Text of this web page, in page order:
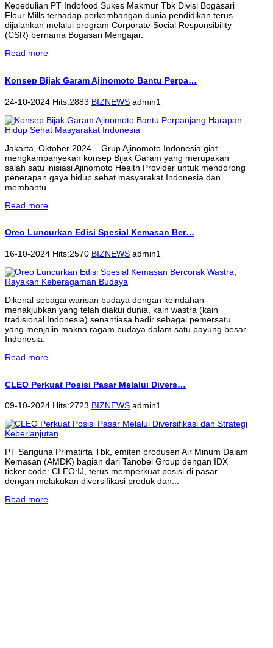
Kepedulian PT Indofood Sukes Makmur Tbk Divisi Bogasari
Flour Mills terhadap perkembangan dunia pendidikan terus
dijalankan melalui program Corporate Social Responsibility
(CSR) bernama Bogasari Mengajar.
Read more
Konsep Bijak Garam Ajinomoto Bantu Perpa…
24-10-2024 Hits:2883 BIZNEWS admin1
Jakarta, Oktober 2024 – Grup Ajinomoto Indonesia giat
mengkampanyekan konsep Bijak Garam yang merupakan
salah satu inisiasi Ajinomoto Health Provider untuk mendorong
penerapan gaya hidup sehat masyarakat Indonesia dan
membantu...
Read more
Oreo Luncurkan Edisi Spesial Kemasan Ber…
16-10-2024 Hits:2570 BIZNEWS admin1
Dikenal sebagai warisan budaya dengan keindahan
menakjubkan yang telah diakui dunia, kain wastra (kain
tradisional Indonesia) senantiasa hadir sebagai pemersatu
yang menjalin makna ragam budaya dalam satu payung besar,
Indonesia.
Read more
CLEO Perkuat Posisi Pasar Melalui Divers…
09-10-2024 Hits:2723 BIZNEWS admin1
PT Sariguna Primatirta Tbk, emiten produsen Air Minum Dalam
Kemasan (AMDK) bagian dari Tanobel Group dengan IDX
ticker code: CLEO:IJ, terus memperkuat posisi di pasar
dengan melakukan diversifikasi produk dan...
Read more